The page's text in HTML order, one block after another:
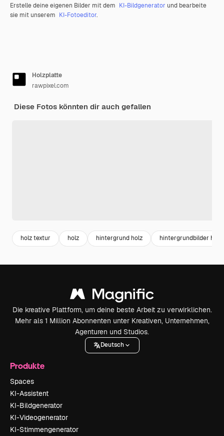
Erstelle deine eigenen Bilder mit dem KI-Bildgenerator und bearbeite
sie mit unserem KI-Fotoeditor.
Holzplatte
rawpixel.com
Diese Fotos könnten dir auch gefallen
holz textur holz hintergrund holz hintergrundbilder holz
Die kreative Plattform, um deine beste Arbeit zu verwirklichen.
Mehr als 1 Million Abonnenten unter Kreativen, Unternehmen,
Agenturen und Studios.
Deutsch
Produkte
Spaces
KI-Assistent
KI-Bildgenerator
KI-Videogenerator
KI-Stimmengenerator